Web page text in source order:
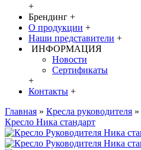
+
Брендинг +
О продукции +
Наши представители +
ИНФОРМАЦИЯ
Новости
Сертификаты
+
Контакты +
Главная » Кресла руководителя »
Кресло Ника стандарт